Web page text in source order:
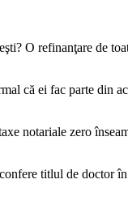
O refinanţare de
că ei fac parte din
notariale zero
titlul de doctor